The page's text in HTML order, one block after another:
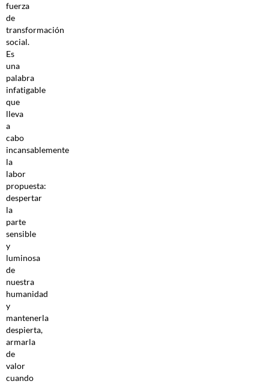
fuerza
de
transformación
social.
Es
una
palabra
infatigable
que
lleva
a
cabo
incansablemente
la
labor
propuesta:
despertar
la
parte
sensible
y
luminosa
de
nuestra
humanidad
y
mantenerla
despierta,
armarla
de
valor
cuando